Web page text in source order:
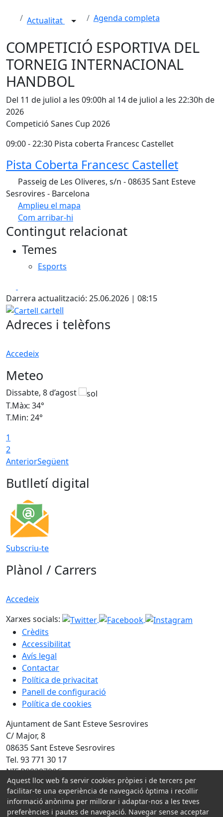
Actualitat Agenda completa
COMPETICIÓ ESPORTIVA DEL
TORNEIG INTERNACIONAL
HANDBOL
Del 11 de juliol a les 09:00h al 14 de juliol a les 22:30h de
2026
Competició Sanes Cup 2026
09:00 - 22:30 Pista coberta Francesc Castellet
Pista Coberta Francesc Castellet
Passeig de Les Oliveres, s/n - 08635 Sant Esteve
Sesrovires - Barcelona
Amplieu el mapa
Com arribar-hi
+
Contingut relacionat
Temes
Esports
Darrera actualització: 25.06.2026 | 08:15
Cartell
cartell
Adreces i telèfons
Accedeix
Meteo
Dissabte, 8 d’agost
T.Màx: 34°
T.Min: 24°
1
2
AnteriorSegüent
Butlletí digital
Subscriu-te
Plànol / Carrers
Accedeix
Xarxes socials:
Crèdits
Accessibilitat
Avís legal
Contactar
Política de privacitat
Panell de configuració
Política de cookies
Ajuntament de Sant Esteve Sesrovires
C/ Major, 8
08635 Sant Esteve Sesrovires
Tel. 93 771 30 17
NIF P0820700C
Amb la col·laboració de:
Aquest lloc web fa servir cookies pròpies i de tercers per
facilitar-te una experiència de navegació òptima i recollir
informació anònima per millorar i adaptar-nos a les teves
preferències i pautes de navegació. Navegar sense acceptar